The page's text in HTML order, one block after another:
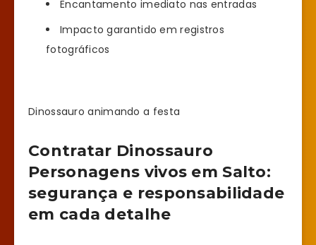
Encantamento imediato nas entradas
Impacto garantido em registros
fotográficos
Dinossauro animando a festa
Contratar Dinossauro
Personagens vivos em Salto:
segurança e responsabilidade
em cada detalhe